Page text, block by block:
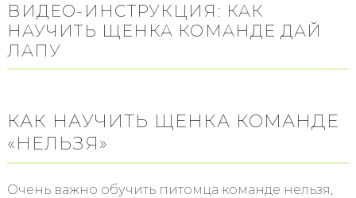
ВИДЕО-ИНСТРУКЦИЯ: КАК
НАУЧИТЬ ЩЕНКА КОМАНДЕ ДАЙ
ЛАПУ
КАК НАУЧИТЬ ЩЕНКА КОМАНДЕ
«НЕЛЬЗЯ»
Очень важно обучить питомца команде нельзя,